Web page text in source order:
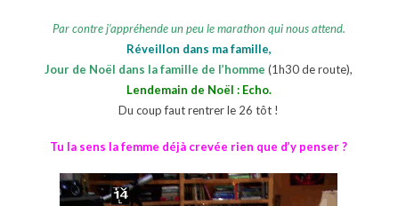
Par contre j’appréhende un peu le marathon qui nous attend.
Réveillon dans ma famille,
Jour de Noël dans la famille de l’homme (1h30 de route),
Lendemain de Noël : Echo.
Du coup faut rentrer le 26 tôt !
Tu la sens la femme déjà crevée rien que d’y penser ?